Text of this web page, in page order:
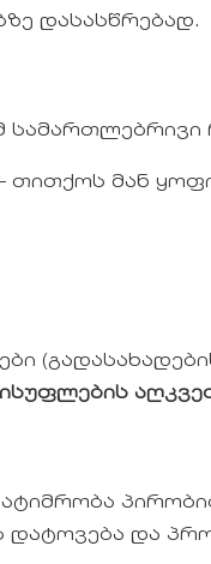
დასასწრებად.
თითქოს მან
დატოვება და